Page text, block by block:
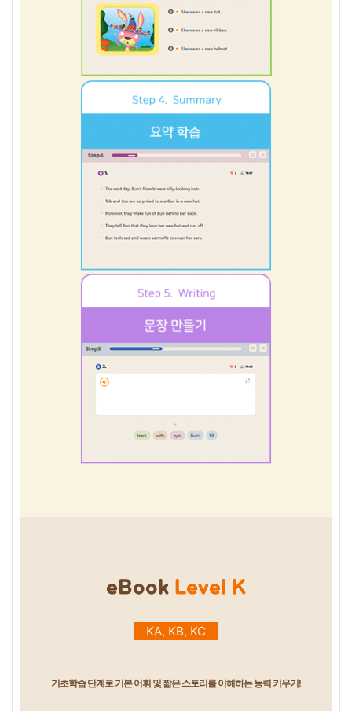
eBook Level K
KA, KB, KC
기초학습 단계로 기본 어휘 및 짧은 스토리를 이해하는 능력 키우기!